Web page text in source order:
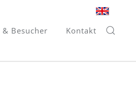
Besucher Kontakt